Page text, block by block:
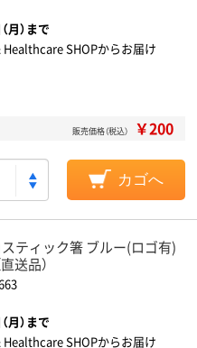
月）まで
Healthcare SHOPからお届け
販売価格（税込） ￥200
カゴへ
ティック箸 ブルー(ロゴ有)
送品）
月）まで
Healthcare SHOPからお届け